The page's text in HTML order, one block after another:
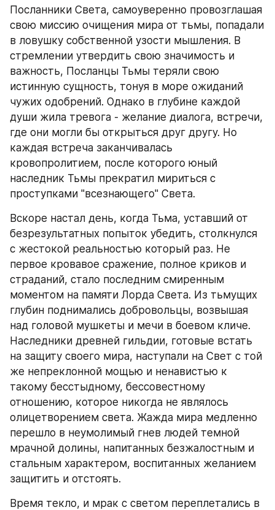
ㅤПосланники Света, самоуверенно провозглашая
свою миссию очищения мира от тьмы, попадали
в ловушку собственной узости мышления. В
стремлении утвердить свою значимость и
важность, Посланцы Тьмы теряли свою
истинную сущность, тонуя в море ожиданий
чужих одобрений. Однако в глубине каждой
души жила тревога - желание диалога, встречи,
где они могли бы открыться друг другу. Но
каждая встреча заканчивалась
кровопролитием, после которого юный
наследник Тьмы прекратил мириться с
проступками "всезнающего" Света.
ㅤВскоре настал день, когда Тьма, уставший от
безрезультатных попыток убедить, столкнулся
с жестокой реальностью который раз. Не
первое кровавое сражение, полное криков и
страданий, стало последним смиренным
моментом на памяти Лорда Света. Из тьмущих
глубин поднимались добровольцы, возвышая
над головой мушкеты и мечи в боевом кличе.
Наследники древней гильдии, готовые встать
на защиту своего мира, наступали на Свет с той
же непреклонной мощью и ненавистью к
такому бесстыдному, бессовестному
отношению, которое никогда не являлось
олицетворением света. Жажда мира медленно
перешло в неумолимый гнев людей темной
мрачной долины, напитанных безжалостным и
стальным характером, воспитанных желанием
защитить и отстоять.
ㅤВремя текло, и мрак с светом переплетались в